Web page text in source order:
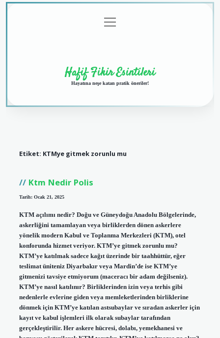
menüyü
aç
Hafif Fikir Esintileri
Hayatına neşe katan pratik öneriler!
Etiket: KTMye gitmek zorunlu mu
Ktm Nedir Polis
Tarih: Ocak 21, 2025
KTM açılımı nedir? Doğu ve Güneydoğu Anadolu Bölgelerinde,
askerliğini tamamlayan veya birliklerden dönen askerlere
yönelik modern Kabul ve Toplanma Merkezleri (KTM), otel
konforunda hizmet veriyor. KTM’ye gitmek zorunlu mu?
KTM’ye katılmak sadece kağıt üzerinde bir taahhüttür, eğer
teslimat üniteniz Diyarbakır veya Mardin’de ise KTM’ye
gitmenizi tavsiye etmiyorum (maceracı bir adam değilseniz).
KTM’ye nasıl katılınır? Birliklerinden izin veya terhis gibi
nedenlerle evlerine giden veya memleketlerinden birliklerine
dönmek için KTM’ye katılan astsubaylar ve sıradan askerler için
kayıt ve kabul işlemleri ilk olarak subaylar tarafından
gerçekleştirilir. Her askere hücresi, dolabı, yemekhanesi ve